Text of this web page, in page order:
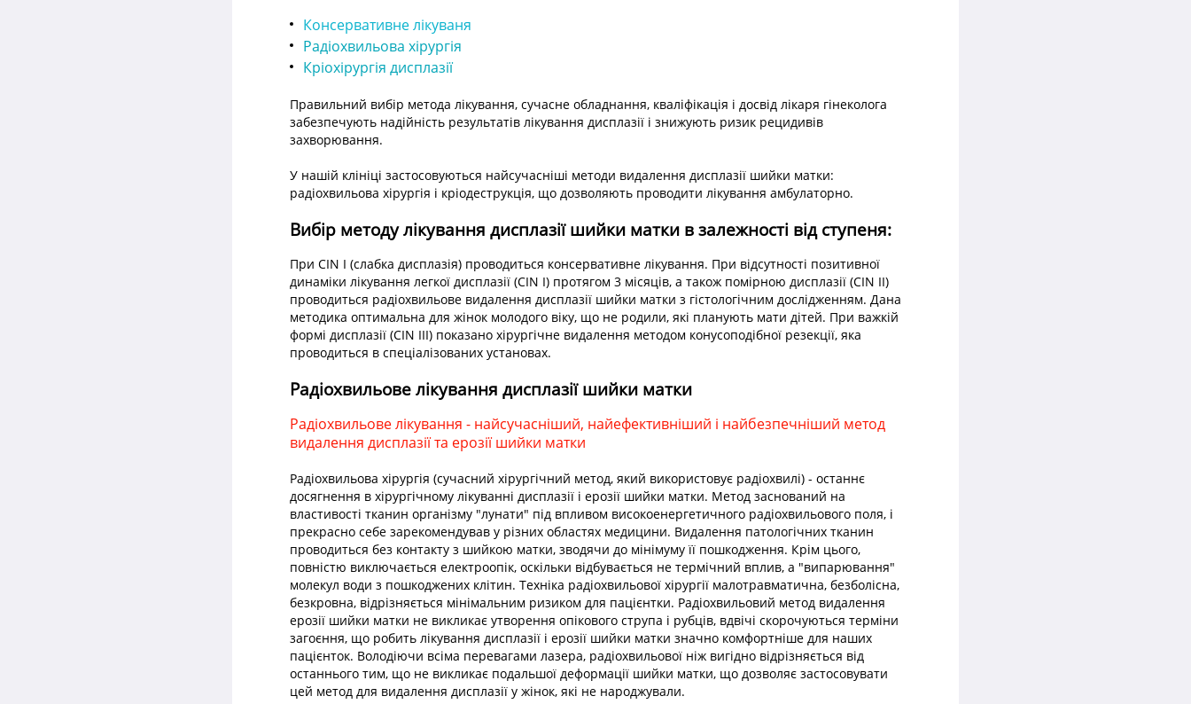
Консервативне лікуваня
Радіохвильова хірургія
Кріохірургія дисплазії
Правильний вибір метода лікування, сучасне обладнання, кваліфікація і досвід лікаря гінеколога
забезпечують надійність результатів лікування дисплазії і знижують ризик рецидивів
захворювання.
У нашій клініці застосовуються найсучасніші методи видалення дисплазії шийки матки:
радіохвильова хірургія і кріодеструкція, що дозволяють проводити лікування амбулаторно.
Вибір методу лікування дисплазії шийки матки в залежності від ступеня:
При CIN I (слабка дисплазія) проводиться консервативне лікування. При відсутності позитивної
динаміки лікування легкої дисплазії (CIN I) протягом 3 місяців, а також помірною дисплазії (CIN II)
проводиться радіохвильове видалення дисплазії шийки матки з гістологічним дослідженням. Дана
методика оптимальна для жінок молодого віку, що не родили, які планують мати дітей. При важкій
формі дисплазії (CIN III) показано хірургічне видалення методом конусоподібної резекції, яка
проводиться в спеціалізованих установах.
Радіохвильове лікування дисплазії шийки матки
Радіохвильове лікування - найсучасніший, найефективніший і найбезпечніший метод
видалення дисплазії та ерозії шийки матки
Радіохвильова хірургія (сучасний хірургічний метод, який використовує радіохвилі) - останнє
досягнення в хірургічному лікуванні дисплазії і ерозії шийки матки. Метод заснований на
властивості тканин організму "лунати" під впливом високоенергетичного радіохвильового поля, і
прекрасно себе зарекомендував у різних областях медицини. Видалення патологічних тканин
проводиться без контакту з шийкою матки, зводячи до мінімуму її пошкодження. Крім цього,
повністю виключається електроопік, оскільки відбувається не термічний вплив, а "випарювання"
молекул води з пошкоджених клітин. Техніка радіохвильової хірургії малотравматична, безболісна,
безкровна, відрізняється мінімальним ризиком для пацієнтки. Радіохвильовий метод видалення
ерозії шийки матки не викликає утворення опікового струпа і рубців, вдвічі скорочуються терміни
загоєння, що робить лікування дисплазії і ерозії шийки матки значно комфортніше для наших
пацієнток. Володіючи всіма перевагами лазера, радіохвильової ніж вигідно відрізняється від
останнього тим, що не викликає подальшої деформації шийки матки, що дозволяє застосовувати
цей метод для видалення дисплазії у жінок, які не народжували.